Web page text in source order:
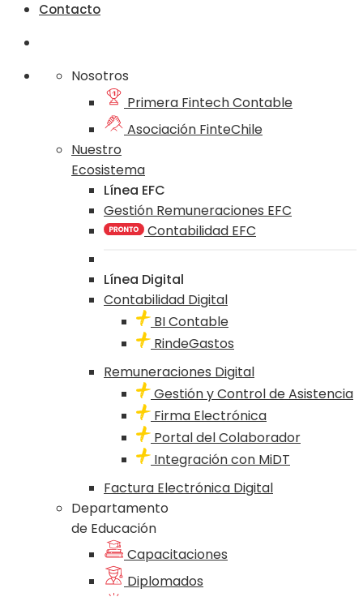
Contacto
Nosotros
Primera Fintech Contable
Asociación FinteChile
Nuestro
Ecosistema
Línea EFC
Gestión Remuneraciones EFC
Contabilidad EFC
Línea Digital
Contabilidad Digital
BI Contable
RindeGastos
Remuneraciones Digital
Gestión y Control de Asistencia
Firma Electrónica
Portal del Colaborador
Integración con MiDT
Factura Electrónica Digital
Departamento
de Educación
Capacitaciones
Diplomados